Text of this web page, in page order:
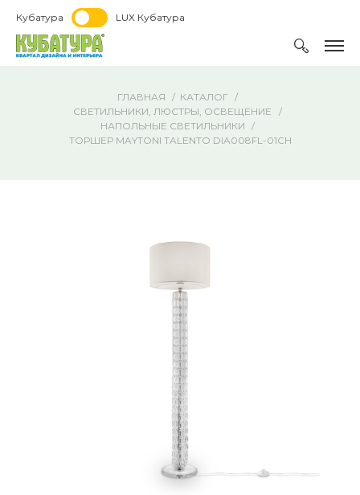
Кубатура LUX Кубатура
ГЛАВНАЯ
КАТАЛОГ
СВЕТИЛЬНИКИ, ЛЮСТРЫ, ОСВЕЩЕНИЕ
НАПОЛЬНЫЕ СВЕТИЛЬНИКИ
ТОРШЕР MAYTONI TALENTO DIA008FL-01CH